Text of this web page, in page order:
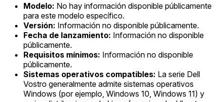
Modelo: No hay información disponible públicamente
para este modelo específico.
Versión: Información no disponible públicamente.
Fecha de lanzamiento: Información no disponible
públicamente.
Requisitos mínimos: Información no disponible
públicamente.
Sistemas operativos compatibles: La serie Dell
Vostro generalmente admite sistemas operativos
Windows (por ejemplo, Windows 10, Windows 11) y